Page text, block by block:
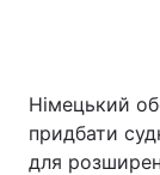
Німецький
придбати
для